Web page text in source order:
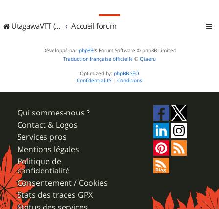
UtagawaVTT (Randos VTT et VTTAE avec traces GPS) Accueil forum
Développé par phpBB® Forum Software © phpBB Limited
Traduction française officielle © Qiaeru
Optimized by: phpBB SEO
Confidentialité | Conditions
Qui sommes-nous ?
Contact & Logos
Services pros
Mentions légales
Politique de
confidentialité
Consentement / Cookies
Stats des traces GPX